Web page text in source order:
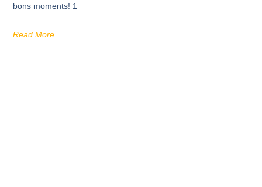
bons moments! 1
Read More